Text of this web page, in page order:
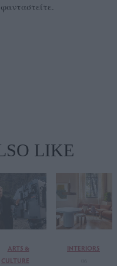
LIKE
ARTS &
CULTURE
INTERIORS